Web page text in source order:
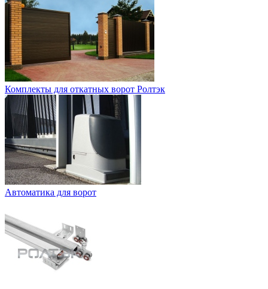
Комплекты для откатных ворот Ролтэк
Автоматика для ворот